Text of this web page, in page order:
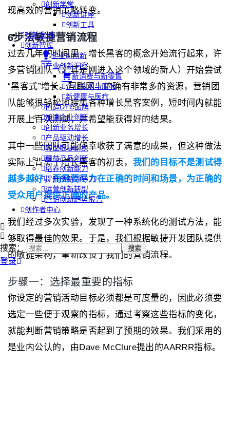
创新学堂
创新讲座
创新工具
创新案例
创新智库
企业AI创新
产业创新洞察
新消费与新零售
企业技术与服务
新健康与医疗
创造DTC品牌
加速企业创新
创新业务增长
产品驱动增长
转型敏捷组织
精益产品创新
培养创新能力
提升创新领导力
运营创新转型
营销创新趋势报告
创作者中心
搜索：
登录
现高效的营销策略转变。
6步法敏捷营销流程
过去几年的时间里，增长黑客的概念开始流行起来，许
多营销团队（尤其是刚进入这个领域的新人）开始尝试
“黑客式”增长。互联网上的确有非常多的资源，营销团
队能够很轻松地搜集各种增长黑客案例，短时间内就能
开展上百次测试，并希望能获得好的结果。
其中一些团队可能侥幸收获了满意的成果，但这种做法
实际上背离了增长黑客的初衷， 我们的目标不是测试得
越多越好，而是要尽力在正确的时间和场景，为正确的
受众用户提供正确的产品。
我们经过多次实验，发现了一种系统化的测试方法，能
够取得最佳的效果。于是，我们根据敏捷开发团队提供
的敏捷架构，重新改良了我们的营销流程。
步骤一：选择最重要的指标
你设定的营销活动目标必须都是可度量的，因此必须要
选定一些便于观察的指标，通过考察这些指标的变化，
就能判断营销策略是否起到了预期的效果。我们采用的
是业内公认的，由Dave McClure提出的AARRR指标。